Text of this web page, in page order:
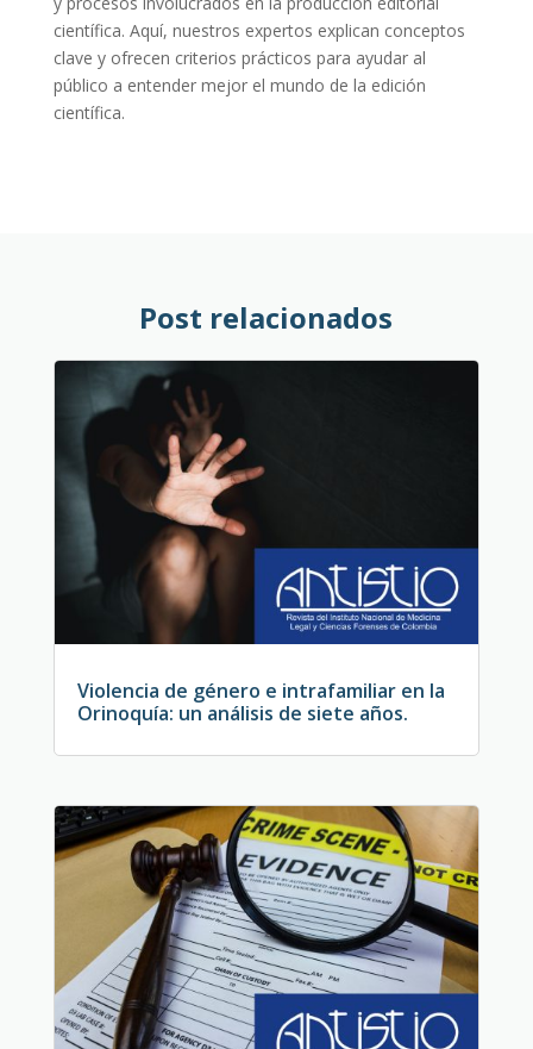
científica. Aquí, nuestros expertos explican conceptos
clave y ofrecen criterios prácticos para ayudar al
público a entender mejor el mundo de la edición
científica.
Post relacionados
Violencia de género e intrafamiliar en la
Orinoquía: un análisis de siete años.